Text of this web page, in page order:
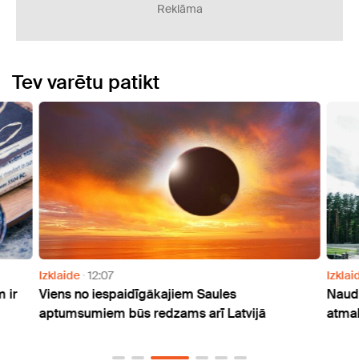
Reklāma
Tev varētu patikt
ir
Izklaide 12:07
Viens no iespaidīgākajiem Saules
aptumsumiem būs redzams arī Latvijā